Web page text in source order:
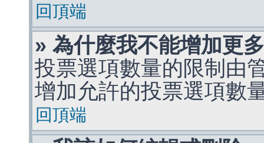
回頂端
» 為什麼我不能增加更
投票選項數量的限制由
增加允許的投票選項數
回頂端